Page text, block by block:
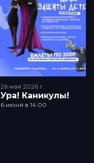
26 мая 2026 г.
Ура! Каникулы!
6 июня в 14.00